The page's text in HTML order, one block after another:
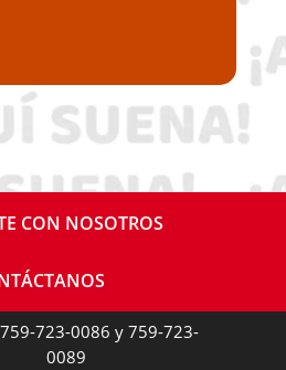
CON NOSOTROS
759-723-0086 y 759-723-
0089